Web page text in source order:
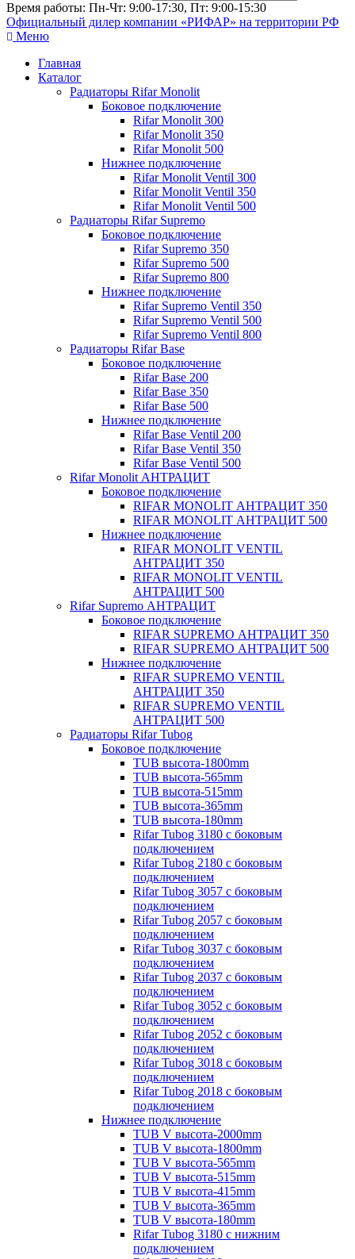
Время работы: Пн-Чт: 9:00-17:30, Пт: 9:00-15:30
Официальный дилер компании «РИФАР» на территории РФ
Меню
Главная
Каталог
Радиаторы Rifar Monolit
Боковое подключение
Rifar Monolit 300
Rifar Monolit 350
Rifar Monolit 500
Нижнее подключение
Rifar Monolit Ventil 300
Rifar Monolit Ventil 350
Rifar Monolit Ventil 500
Радиаторы Rifar Supremo
Боковое подключение
Rifar Supremo 350
Rifar Supremo 500
Rifar Supremo 800
Нижнее подключение
Rifar Supremo Ventil 350
Rifar Supremo Ventil 500
Rifar Supremo Ventil 800
Радиаторы Rifar Base
Боковое подключение
Rifar Base 200
Rifar Base 350
Rifar Base 500
Нижнее подключение
Rifar Base Ventil 200
Rifar Base Ventil 350
Rifar Base Ventil 500
Rifar Monolit АНТРАЦИТ
Боковое подключение
RIFAR MONOLIT АНТРАЦИТ 350
RIFAR MONOLIT АНТРАЦИТ 500
Нижнее подключение
RIFAR MONOLIT VENTIL
АНТРАЦИТ 350
RIFAR MONOLIT VENTIL
АНТРАЦИТ 500
Rifar Supremo АНТРАЦИТ
Боковое подключение
RIFAR SUPREMO АНТРАЦИТ 350
RIFAR SUPREMO АНТРАЦИТ 500
Нижнее подключение
RIFAR SUPREMO VENTIL
АНТРАЦИТ 350
RIFAR SUPREMO VENTIL
АНТРАЦИТ 500
Радиаторы Rifar Tubog
Боковое подключение
TUB высота-1800mm
TUB высота-565mm
TUB высота-515mm
TUB высота-365mm
TUB высота-180mm
Rifar Tubog 3180 с боковым
подключением
Rifar Tubog 2180 с боковым
подключением
Rifar Tubog 3057 с боковым
подключением
Rifar Tubog 2057 с боковым
подключением
Rifar Tubog 3037 с боковым
подключением
Rifar Tubog 2037 с боковым
подключением
Rifar Tubog 3052 с боковым
подключением
Rifar Tubog 2052 с боковым
подключением
Rifar Tubog 3018 с боковым
подключением
Rifar Tubog 2018 с боковым
подключением
Нижнее подключение
TUB V высота-2000mm
TUB V высота-1800mm
TUB V высота-565mm
TUB V высота-515mm
TUB V высота-415mm
TUB V высота-365mm
TUB V высота-180mm
Rifar Tubog 3180 с нижним
подключением